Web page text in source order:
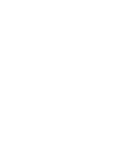
de Información
Information
derechos en virtud de
no modifica sus
virtud de la legislación
no permite que se